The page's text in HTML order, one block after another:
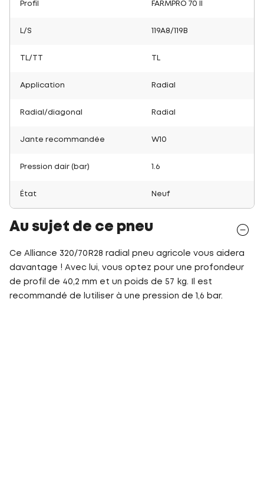
Profil FARMPRO 70 II
L/S 119A8/119B
TL/TT
Application Radial
Radial/diagonal Radial
Jante recommandée W10
Pression dair (bar) 1.6
État Neuf
Au sujet de ce pneu
Ce Alliance 320/70R28 radial pneu agricole vous aidera
davantage ! Avec lui, vous optez pour une profondeur
de profil de 40,2 mm et un poids de 57 kg. Il est
recommandé de lutiliser à une pression de 1,6 bar.